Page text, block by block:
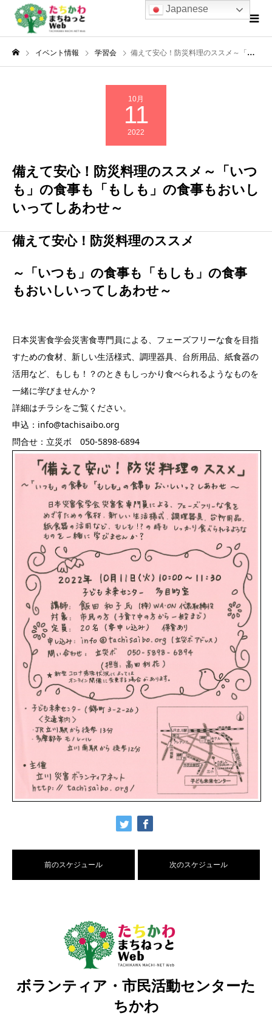
イベント情報 学習会 備えて安心！防災料理のススメ～「いつも」の食事も「もしも」の食事もおいしいってしあわせ～
10月
11
2022
備えて安心！防災料理のススメ～「いつ
も」の食事も「もしも」の食事もおいし
いってしあわせ～
備えて安心！防災料理のススメ
～「いつも」の食事も「もしも」の食事
もおいしいってしあわせ～
日本災害食学会災害食専門員による、フェーズフリーな食を目指
すための食材、新しい生活様式、調理器具、台所用品、紙食器の
活用など、もしも！？のときもしっかり食べられるようなものを
一緒に学びませんか？
詳細はチラシをご覧ください。
申込：info@tachisaibo.org
問合せ：立災ボ 050-5898-6894
前のスケジュール 次のスケジュール
ボランティア・市民活動センターた
ちかわ
Japanese